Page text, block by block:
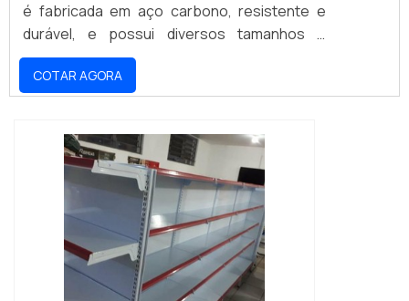
é fabricada em aço carbono, resistente e
durável, e possui diversos tamanhos e
modelos para atender às necessidades de
cada estabelecimento. Além disso, a
prateleira aramada para loja é fácil de montar
transportada com facilidade. Se você está
procurando por uma prateleira aramada para
loja, não deixe de conferir nossa seleção de
produtos.
COTAR AGORA